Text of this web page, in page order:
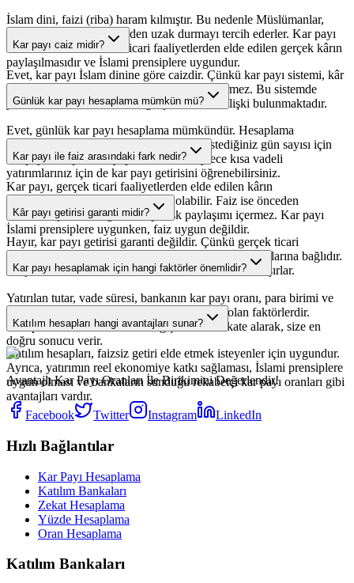
İslam dini, faizi (riba) haram kılmıştır. Bu nedenle Müslümanlar,
finansal işlemlerinde faizden uzak durmayı tercih ederler. Kar payı
ise faizden farklı olarak ticari faaliyetlerden elde edilen gerçek kârın
paylaşılmasıdır ve İslami prensiplere uygundur.
Kar payı caiz midir?
Evet, kar payı İslam dinine göre caizdir. Çünkü kar payı sistemi, kâr
ve zararın paylaşılmasını esas alır ve faiz içermez. Bu sistemde
yatırımcı ve banka arasında gerçek bir ticari ilişki bulunmaktadır.
Günlük kar payı hesaplama mümkün mü?
Evet, günlük kar payı hesaplama mümkündür. Hesaplama
aracımızda 'Gün' seçeneğini kullanarak, istediğiniz gün sayısı için
kar payı hesaplaması yapabilirsiniz. Böylece kısa vadeli
yatırımlarınız için de kar payı getirisini öğrenebilirsiniz.
Kar payı ile faiz arasındaki fark nedir?
Kar payı, gerçek ticari faaliyetlerden elde edilen kârın
paylaşılmasıdır ve kâr da zarar da olabilir. Faiz ise önceden
belirlenmiş sabit bir getiri olup, risk paylaşımı içermez. Kar payı
İslami prensiplere uygunken, faiz uygun değildir.
Kâr payı getirisi garanti midir?
Hayır, kar payı getirisi garanti değildir. Çünkü gerçek ticari
faaliyetlerden elde edilen kâr veya zarar, piyasa koşullarına bağlıdır.
Müşteriler hem kâr elde edebilir hem de zarar riski taşırlar.
Kar payı hesaplamak için hangi faktörler önemlidir?
Yatırılan tutar, vade süresi, bankanın kar payı oranı, para birimi ve
stopaj vergisi kar payı hesaplamasında etkili olan faktörlerdir.
Hesaplama aracımız tüm bu değişkenleri dikkate alarak, size en
doğru sonucu verir.
Katılım hesapları hangi avantajları sunar?
Katılım hesapları, faizsiz getiri elde etmek isteyenler için uygundur.
Ayrıca, yatırımın reel ekonomiye katkı sağlaması, İslami prensiplere
uygun olması ve bankaların sunduğu rekabetçi kar payı oranları gibi
avantajları vardır.
Avantajlı Kar Payı Oranları İle Birikimini Değerlendir!
Facebook Twitter Instagram LinkedIn
Hızlı Bağlantılar
Kar Payı Hesaplama
Katılım Bankaları
Zekat Hesaplama
Yüzde Hesaplama
Oran Hesaplama
Katılım Bankaları